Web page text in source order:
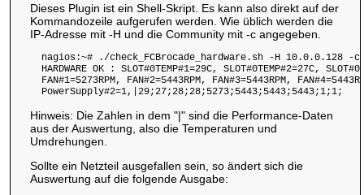
Dieses Plugin ist ein Shell-Skript. Es kann also direkt auf der
Kommandozeile aufgerufen werden. Wie üblich werden die
IP-Adresse mit -H und die Community mit -c angegeben.
nagios:~# ./check_FCBrocade_hardware.sh -H 10.0.0.128 -c
HARDWARE OK : SLOT#0TEMP#1=29C, SLOT#0TEMP#2=27C,
FAN#1=5273RPM, FAN#2=5443RPM, FAN#3=5443RPM,
  PowerSupply#2=1,|29;27;28;28;5273;5443;5443;5443;1;1;
Hinweis: Die Zahlen in dem "|" sind die Performance-Daten
aus der Auswertung, also die Temperaturen und
Umdrehungen.
Sollte ein Netzteil ausgefallen sein, so ändert sich die
Auswertung auf die folgende Ausgabe: